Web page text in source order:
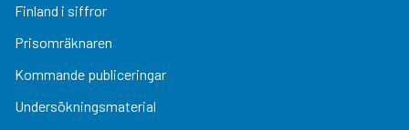
Finland i siffror
Prisomräknaren
Kommande publiceringar
Undersökningsmaterial